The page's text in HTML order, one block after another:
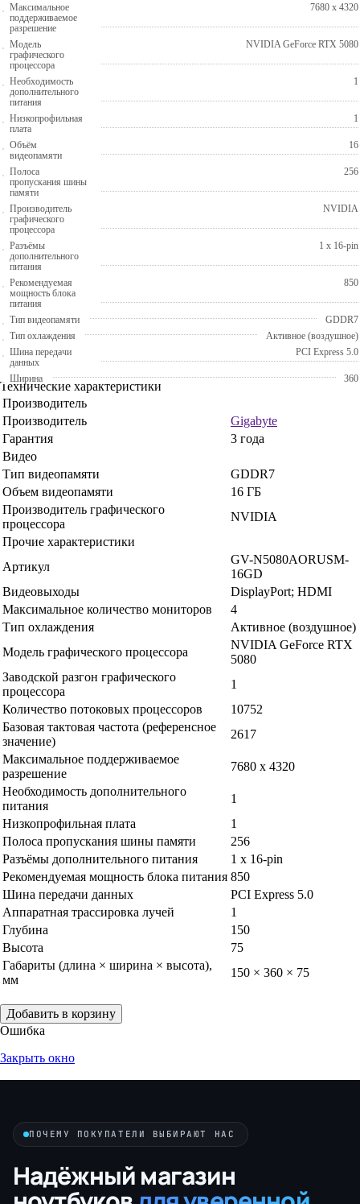
Максимальное
поддерживаемое
разрешение
7680 x 4320
Модель
графического
процессора
NVIDIA GeForce RTX 5080
Необходимость
дополнительного
питания
1
Низкопрофильная
плата
1
Объём
видеопамяти
16
Полоса
пропускания шины
памяти
256
Производитель
графического
процессора
NVIDIA
Разъёмы
дополнительного
питания
1 x 16-pin
Рекомендуемая
мощность блока
питания
850
Тип видеопамяти
GDDR7
Тип охлаждения
Активное (воздушное)
Шина передачи
данных
PCI Express 5.0
Ширина 360
Технические характеристики
Производитель
Производитель
Gigabyte
Гарантия
3 года
Видео
Тип видеопамяти
GDDR7
Объем видеопамяти
16 ГБ
Производитель графического
процессора
NVIDIA
Прочие характеристики
Артикул
GV-N5080AORUSM-
16GD
Видеовыходы
DisplayPort; HDMI
Максимальное количество мониторов
4
Тип охлаждения
Активное (воздушное)
Модель графического процессора
NVIDIA GeForce RTX
5080
Заводской разгон графического
процессора
1
Количество потоковых процессоров
10752
Базовая тактовая частота (референсное
значение)
2617
Максимальное поддерживаемое
разрешение
7680 x 4320
Необходимость дополнительного
питания
1
Низкопрофильная плата
1
Полоса пропускания шины памяти
256
Разъёмы дополнительного питания
1 x 16-pin
Рекомендуемая мощность блока питания 850
Шина передачи данных
PCI Express 5.0
Аппаратная трассировка лучей
1
Глубина
150
Высота
75
Габариты (длина × ширина × высота),
мм
150 × 360 × 75
Добавить в корзину
Ошибка
Закрыть окно
ПОЧЕМУ ПОКУПАТЕЛИ ВЫБИРАЮТ НАС
Надёжный магазин